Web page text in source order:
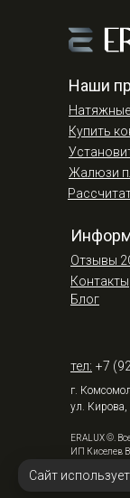
Сайт
ERALUX ©.
ИП Киселев
Купить
Жалюзи
Наши
Отзывы
Контакты
Блог
г.
ул. Кирова,
тел: +7